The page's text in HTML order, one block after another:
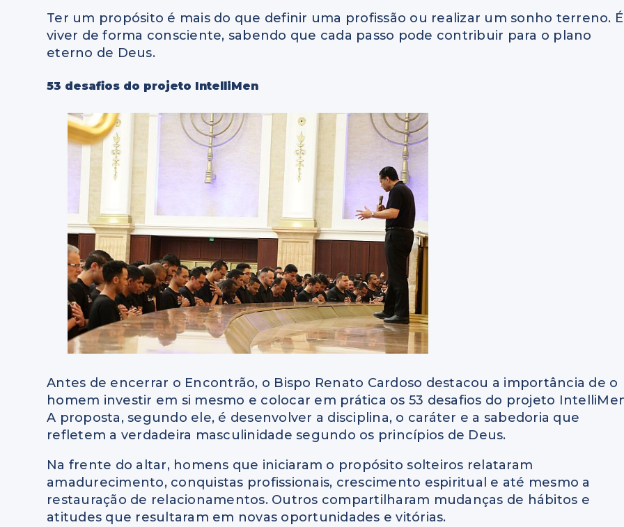
Ter um propósito é mais do que definir uma profissão ou realizar um sonho terreno. É
viver de forma consciente, sabendo que cada passo pode contribuir para o plano
eterno de Deus.
53 desafios do projeto IntelliMen
Antes de encerrar o Encontrão, o Bispo Renato Cardoso destacou a importância de o
homem investir em si mesmo e colocar em prática os 53 desafios do projeto
A proposta, segundo ele, é desenvolver a disciplina, o caráter e a sabedoria que
refletem a verdadeira masculinidade segundo os princípios de Deus.
Na frente do altar, homens que iniciaram o propósito solteiros relataram
amadurecimento, conquistas profissionais, crescimento espiritual e até mesmo a
restauração de relacionamentos. Outros compartilharam mudanças de hábitos e
atitudes que resultaram em novas oportunidades e vitórias.